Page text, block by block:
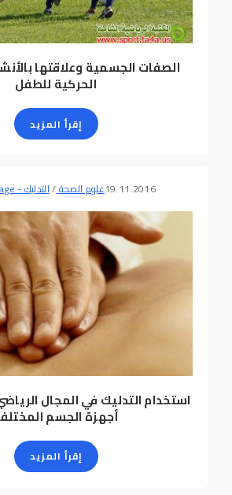
الصفات الجسمية وعلاقتها
الحركية للطفل
إقرأ المزيد
19.11.2016علوم الصحة/التدليك - Massage
استخدام التدليك في المجال
أجهزة الجسم
إقرأ المزيد